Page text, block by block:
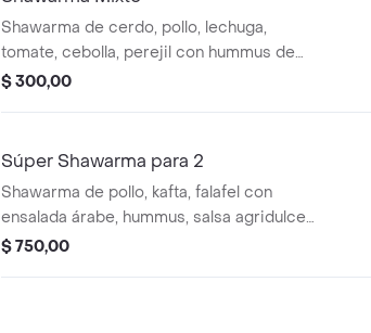
Shawarma de cerdo, pollo, lechuga,
tomate, cebolla, perejil con hummus de
garbanzos, salsa agridulce, dip de salsa
$ 300,00
Súper Shawarma para 2
Shawarma de pollo, kafta, falafel con
ensalada árabe, hummus, salsa agridulce,
papas rústicas.
$ 750,00